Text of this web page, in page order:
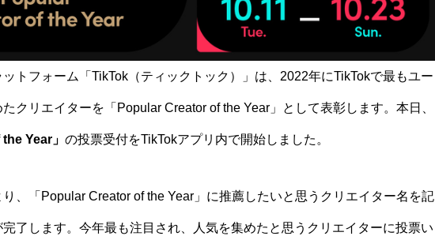
トフォーム「TikTok（ティックトック）」は、2022年にTikTokで最もユー
クリエイターを「Popular Creator of the Year」として表彰します。本日、
Year」 の投票受付をTikTokアプリ内で開始しました。
、「Popular Creator of the Year」に推薦したいと思うクリエイター名を記
了します。今年最も注目され、人気を集めたと思うクリエイターに投票い